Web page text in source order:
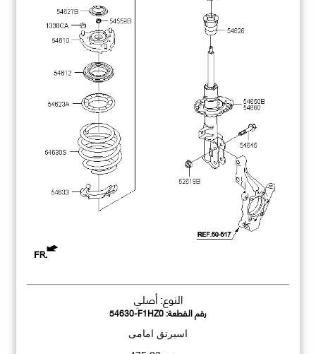
النوع: أصلي
رقم القطعة:54630-F1HZ0
اسبرنق امامى